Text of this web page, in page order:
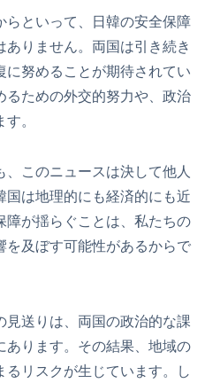
らといって、日韓の安全保障
りません。両国は引き続き
に努めることが期待されてい
るための外交的努力や、政治
。
このニュースは決して他人
は地理的にも経済的にも近
障が揺らぐことは、私たちの
を及ぼす可能性があるからで
見送りは、両国の政治的な課
あります。その結果、地域の
リスクが生じています。し